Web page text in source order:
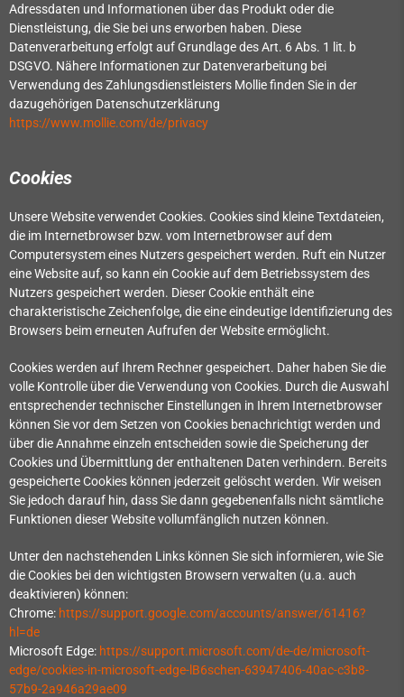
Adressdaten und Informationen über das Produkt oder die
Dienstleistung, die Sie bei uns erworben haben. Diese
Datenverarbeitung erfolgt auf Grundlage des Art. 6 Abs. 1 lit. b
DSGVO. Nähere Informationen zur Datenverarbeitung bei
Verwendung des Zahlungsdienstleisters Mollie finden Sie in der
dazugehörigen Datenschutzerklärung
https://www.mollie.com/de/privacy
Cookies
Unsere Website verwendet Cookies. Cookies sind kleine Textdateien,
die im Internetbrowser bzw. vom Internetbrowser auf dem
Computersystem eines Nutzers gespeichert werden. Ruft ein Nutzer
eine Website auf, so kann ein Cookie auf dem Betriebssystem des
Nutzers gespeichert werden. Dieser Cookie enthält eine
charakteristische Zeichenfolge, die eine eindeutige Identifizierung des
Browsers beim erneuten Aufrufen der Website ermöglicht.
Cookies werden auf Ihrem Rechner gespeichert. Daher haben Sie die
volle Kontrolle über die Verwendung von Cookies. Durch die Auswahl
entsprechender technischer Einstellungen in Ihrem Internetbrowser
können Sie vor dem Setzen von Cookies benachrichtigt werden und
über die Annahme einzeln entscheiden sowie die Speicherung der
Cookies und Übermittlung der enthaltenen Daten verhindern. Bereits
gespeicherte Cookies können jederzeit gelöscht werden. Wir weisen
Sie jedoch darauf hin, dass Sie dann gegebenenfalls nicht sämtliche
Funktionen dieser Website vollumfänglich nutzen können.
Unter den nachstehenden Links können Sie sich informieren, wie Sie
die Cookies bei den wichtigsten Browsern verwalten (u.a. auch
deaktivieren) können:
Chrome: https://support.google.com/accounts/answer/61416?
hl=de
Microsoft Edge: https://support.microsoft.com/de-de/microsoft-
edge/cookies-in-microsoft-edge-lB6schen-63947406-40ac-c3b8-
57b9-2a946a29ae09